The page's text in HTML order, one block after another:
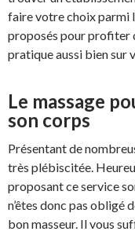
faire votre choix parmi
proposés pour profiter
pratique aussi bien sur
Le massage
son corps
Présentant de
très plébiscitée.
proposant ce service
n’êtes donc pas obligé
bon masseur. Il vous